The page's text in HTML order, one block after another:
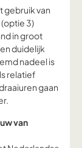
gebruik van
3)
in groot
duidelijk
nadeel is
relatief
gaan
van